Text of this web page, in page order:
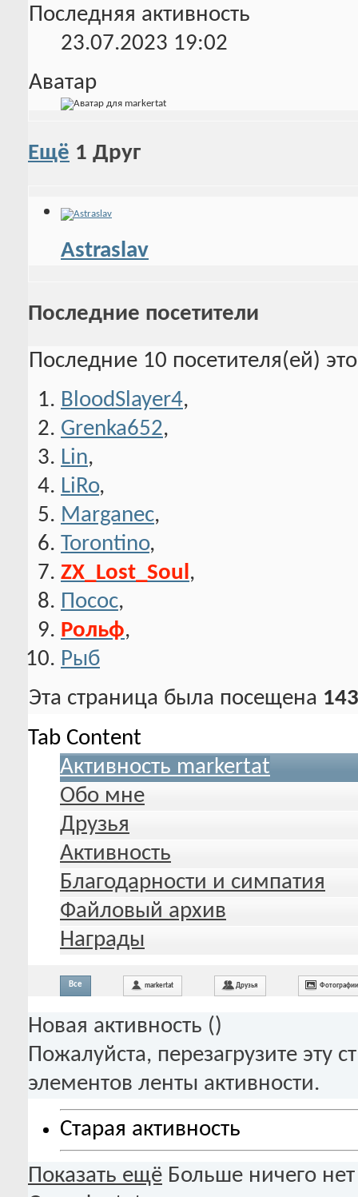
Последняя активность
23.07.2023 19:02
Аватар
Ещё 1 Друг
Astraslav
Последние посетители
Последние 10 посетителя(ей)
BloodSlayer4,
Grenka652,
Lin,
LiRo,
Marganec,
Torontino,
ZX_Lost_Soul ,
Посос,
Рольф,
Рыб
Эта страница была посещена
Tab Content
Активность markertat
Обо мне
Друзья
Активность
Благодарности и симпатия
Файловый архив
Награды
Все markertat Друзья Фотографии
Новая активность ()
Пожалуйста, перезагрузите эту
элементов ленты активности.
Старая активность
Показать ещё Больше ничего нет